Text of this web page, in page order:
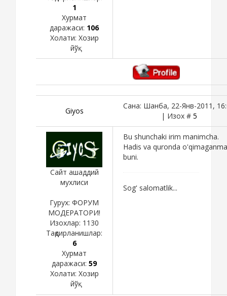
1
Хурмат
даражаси: 106
Холати: Хозир
йўқ
Giyos
Сана: Шанба, 22-Янв-2011,
| Изох # 5
Сайт ашаддий
мухлиси
Гурух: ФОРУМ
МОДЕРАТОРИ!
Изохлар: 1130
Тақдирланишлар:
6
Хурмат
даражаси: 59
Холати: Хозир
йўқ
Bu shunchaki irim manimcha.
Hadis va quronda
buni.
Sog' salomatlik...